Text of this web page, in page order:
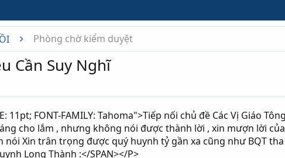
Phòng chờ kiểm duyệt
Cần Suy Nghĩ
11pt; FONT-FAMILY: Tahoma">Tiếp nối chủ đề Các Vị Giáo
cho lắm , nhưng không nói được thành lời , xin mượn lời
Xin trân trọng được quý huynh tỷ gần xa cũng như BQT
Long Thành :</SPAN></P>